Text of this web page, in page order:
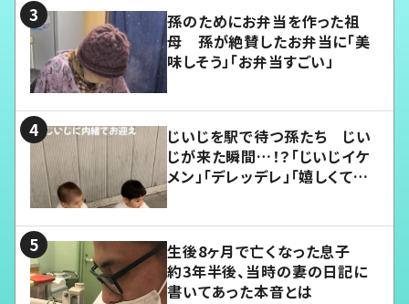
孫のためにお弁当を作った祖
母 孫が絶賛したお弁当に「美
味しそう」「お弁当すごい」
じいじを駅で待つ孫たち じい
じが来た瞬間…！？「じいじイケ
メン」「デレッデレ」「嬉しくて可
生後8ヶ月で亡くなった息子
約3年半後、当時の妻の日記に
書いてあった本音とは